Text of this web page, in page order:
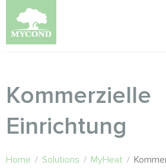
Kommerzielle
Einrichtung
Home / Solutions / MyHeat /